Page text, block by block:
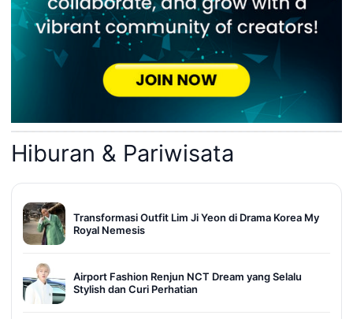
Hiburan & Pariwisata
Transformasi Outfit Lim Ji Yeon di Drama Korea My
Royal Nemesis
Airport Fashion Renjun NCT Dream yang Selalu
Stylish dan Curi Perhatian